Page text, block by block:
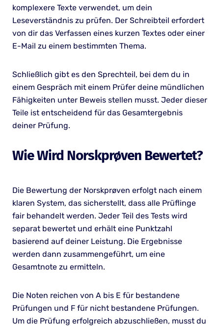
komplexere Texte verwendet, um dein
Leseverständnis zu prüfen. Der Schreibteil erfordert
von dir das Verfassen eines kurzen Textes oder einer
E-Mail zu einem bestimmten Thema.
Schließlich gibt es den Sprechteil, bei dem du in
einem Gespräch mit einem Prüfer deine mündlichen
Fähigkeiten unter Beweis stellen musst. Jeder dieser
Teile ist entscheidend für das Gesamtergebnis
deiner Prüfung.
Wie Wird Norskprøven Bewertet?
Die Bewertung der Norskprøven erfolgt nach einem
klaren System, das sicherstellt, dass alle Prüflinge
fair behandelt werden. Jeder Teil des Tests wird
separat bewertet und erhält eine Punktzahl
basierend auf deiner Leistung. Die Ergebnisse
werden dann zusammengeführt, um eine
Gesamtnote zu ermitteln.
Die Noten reichen von A bis E für bestandene
Prüfungen und F für nicht bestandene Prüfungen.
Um die Prüfung erfolgreich abzuschließen, musst du